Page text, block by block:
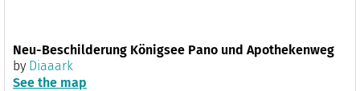
Neu-Beschilderung Königsee Pano und Apothekenweg
by Diaaark
See the map